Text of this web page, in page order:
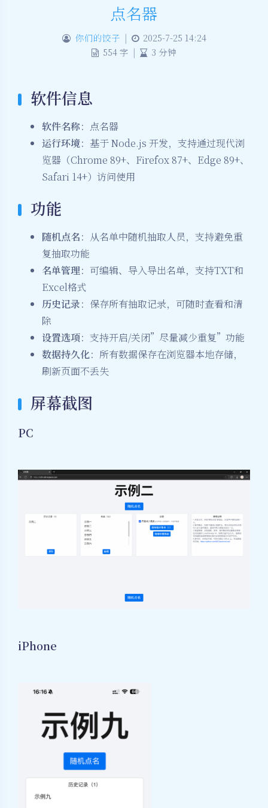
点名器
你们的饺子 |
2025-7-25 14:24
554 字 | 3 分钟
软件信息
软件名称：点名器
运行环境：基于 Node.js 开发，支持通过现代浏
览器（Chrome 89+、Firefox 87+、Edge 89+、
Safari 14+）访问使用
功能
随机点名：从名单中随机抽取人员，支持避免重
复抽取功能
名单管理：可编辑、导入导出名单，支持TXT和
Excel格式
历史记录：保存所有抽取记录，可随时查看和清
除
设置选项：支持开启/关闭”尽量减少重复”功能
数据持久化：所有数据保存在浏览器本地存储，
刷新页面不丢失
屏幕截图
PC
iPhone